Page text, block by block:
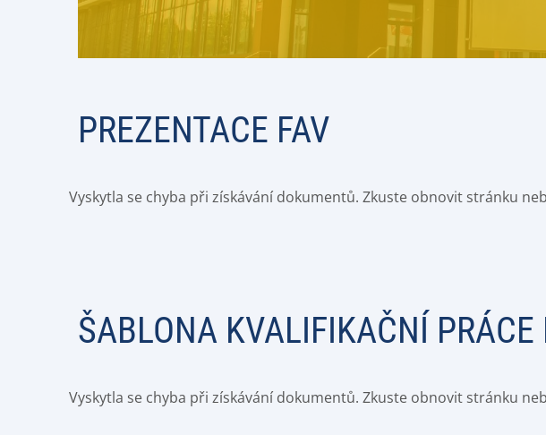
PREZENTACE FAV
Vyskytla se chyba při získávání dokumentů. Zkuste obnovit stránku
ŠABLONA KVALIFIKAČNÍ PRÁCE
Vyskytla se chyba při získávání dokumentů. Zkuste obnovit stránku